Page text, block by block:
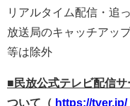
リアルタイム配信・追
放送局のキャッチアッ
等は除外
■民放公式テレビ配信
ついて（ https://tver.jp/